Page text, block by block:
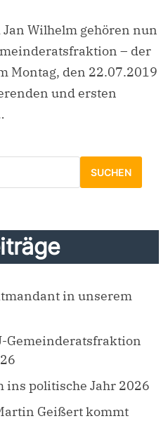
Wilhelm gehören nun
– der
Montag, den 22.07.2019
und ersten
SUCHEN
in unserem
Gemeinderatsfraktion
ins politische Jahr 2026
Geißert kommt